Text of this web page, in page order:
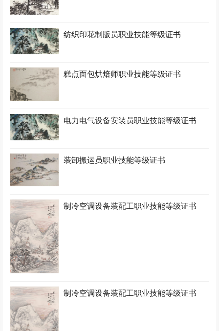
纺织印花制版员职业技能等级证书
糕点面包烘焙师职业技能等级证书
电力电气设备安装员职业技能等级证书
装卸搬运员职业技能等级证书
制冷空调设备装配工职业技能等级证书
制冷空调设备装配工职业技能等级证书